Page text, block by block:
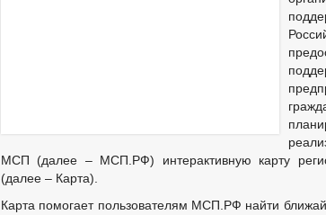
МСП (далее – МСП.РФ) интерактивную карту
(далее – Карта).
Карта помогает пользователям МСП.РФ найти